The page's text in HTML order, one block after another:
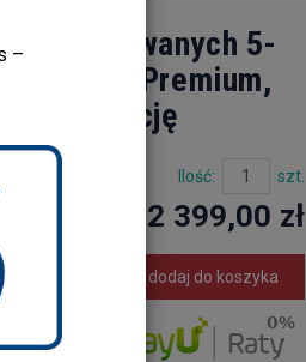
–
emaliowanych 5-
Teal – Premium,
na indukcję
Ilość: szt.
2 399,00 zł
dodaj do koszyka